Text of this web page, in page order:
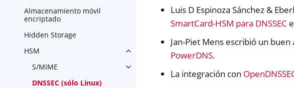
Almacenamiento móvil
encriptado
Hidden Storage
HSM
Toggle navigation of HSM
S/MIME
Toggle navigation of S/MIME
DNSSEC (sólo Linux)
Luis D Espinoza Sánchez &
SmartCard-HSM para DNSSEC
Jan-Piet Mens escribió un
PowerDNS.
La integración con